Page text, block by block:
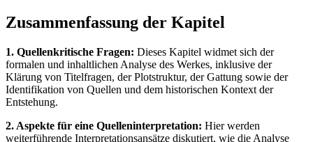
Zusammenfassung der Kapitel
1. Quellenkritische Fragen: Dieses Kapitel widmet sich der
formalen und inhaltlichen Analyse des Werkes, inklusive der
Klärung von Titelfragen, der Plotstruktur, der Gattung sowie der
Identifikation von Quellen und dem historischen Kontext der
Entstehung.
2. Aspekte für eine Quelleninterpretation: Hier werden
weiterführende Interpretationsansätze diskutiert, wie die Analyse